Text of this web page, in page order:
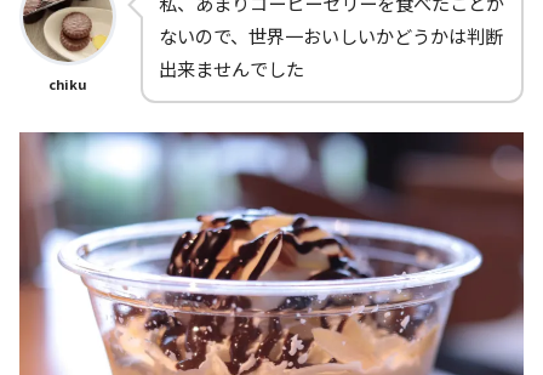
chiku
ないので、世界一おいしいかどうかは判断
出来ませんでした